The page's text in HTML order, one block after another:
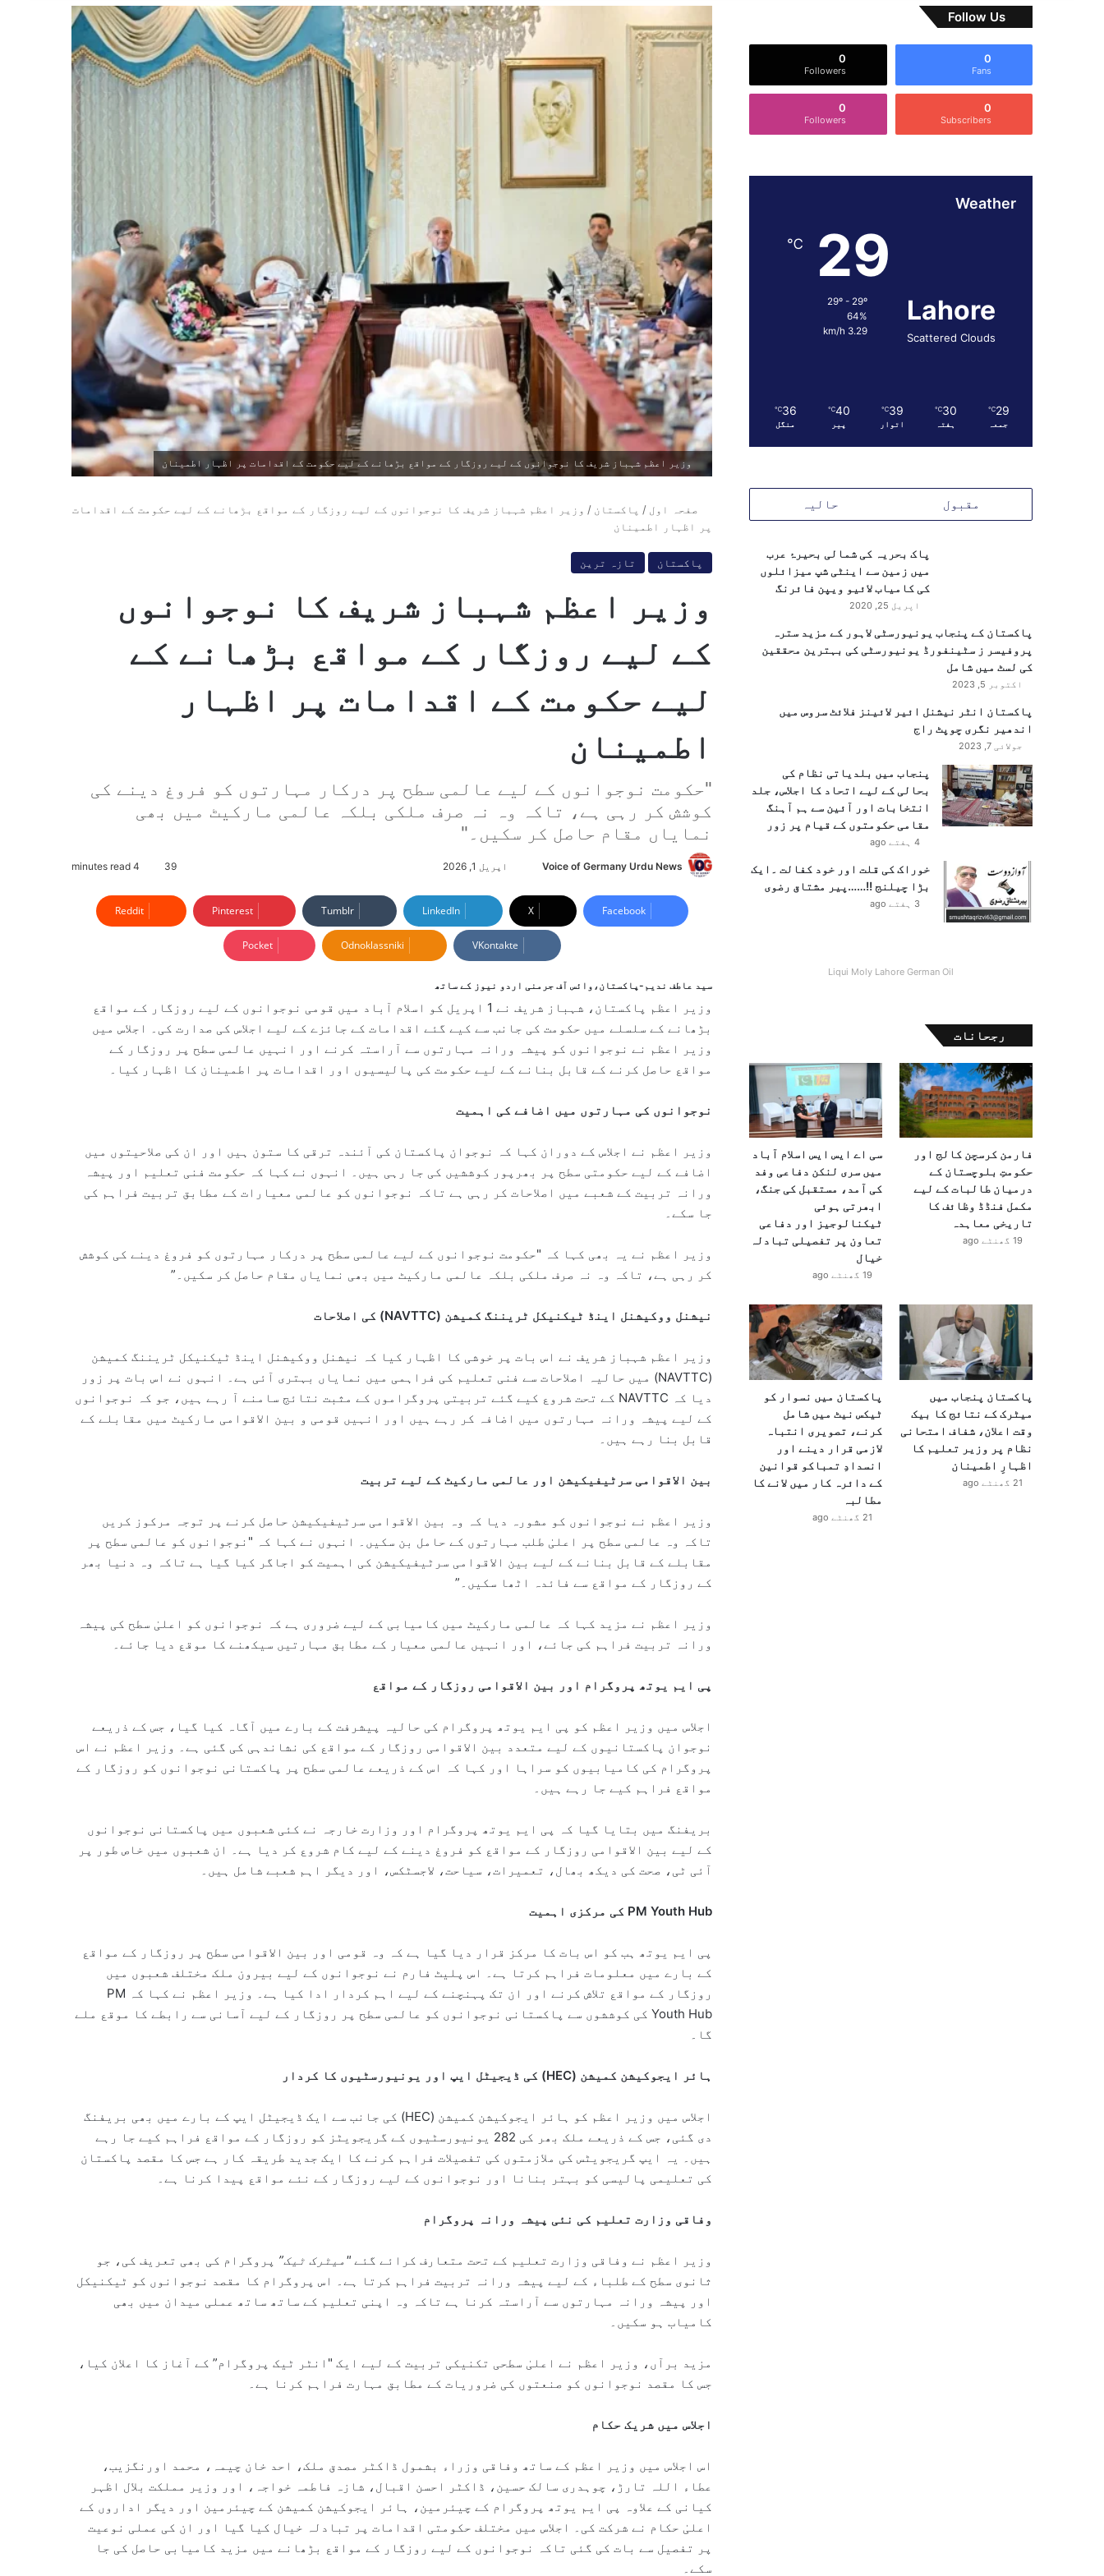
وزیر اعظم شہباز شریف کا نوجوانوں کے لیے روزگار کے مواقع بڑھانے کے لیے حکومت کے اقدامات پر اظہار اطمینان
صفحہ اول / پاکستان / وزیر اعظم شہباز شریف کا نوجوانوں کے لیے روزگار کے مواقع بڑھانے کے لیے حکومت کے اقدامات
پر اظہار اطمینان
پاکستان تازہ ترین
وزیر اعظم شہباز شریف کا نوجوانوں
کے لیے روزگار کے مواقع بڑھانے کے
لیے حکومت کے اقدامات پر اظہار
اطمینان
"حکومت نوجوانوں کے لیے عالمی سطح پر درکار مہارتوں کو فروغ دینے کی
کوشش کر رہی ہے، تاکہ وہ نہ صرف ملکی بلکہ عالمی مارکیٹ میں بھی
نمایاں مقام حاصل کر سکیں۔"
Voice of Germany Urdu News
n
d
n
اپریل 1, 2026 39
Facebook
X
LinkedIn
Tumblr
Pinterest
Reddit
VKontakte
Odnoklassniki
Pocket
سید عاطف ندیم-پاکستان،وائس آف جرمنی اردو نیوز کے ساتھ
وزیر اعظم پاکستان، شہباز شریف نے 1 اپریل کو اسلام آباد میں قومی نوجوانوں کے لیے روزگار کے مواقع
بڑھانے کے سلسلے میں حکومت کی جانب سے کیے گئے اقدامات کے جائزے کے لیے اجلاس کی صدارت کی۔ اجلاس میں
وزیر اعظم نے نوجوانوں کو پیشہ ورانہ مہارتوں سے آراستہ کرنے اور انہیں عالمی سطح پر روزگار کے
مواقع حاصل کرنے کے قابل بنانے کے لیے حکومت کی پالیسیوں اور اقدامات پر اطمینان کا اظہار کیا۔
نوجوانوں کی مہارتوں میں اضافے کی اہمیت
وزیر اعظم نے اجلاس کے دوران کہا کہ نوجوان پاکستان کی آئندہ ترقی کا ستون ہیں اور ان کی صلاحیتوں میں
اضافے کے لیے حکومتی سطح پر بھرپور کوششیں کی جا رہی ہیں۔ انہوں نے کہا کہ حکومت فنی تعلیم اور پیشہ
ورانہ تربیت کے شعبے میں اصلاحات کر رہی ہے تاکہ نوجوانوں کو عالمی معیارات کے مطابق تربیت فراہم کی
جا سکے۔
وزیر اعظم نے یہ بھی کہا کہ "حکومت نوجوانوں کے لیے عالمی سطح پر درکار مہارتوں کو فروغ دینے کی کوشش
کر رہی ہے، تاکہ وہ نہ صرف ملکی بلکہ عالمی مارکیٹ میں بھی نمایاں مقام حاصل کر سکیں۔”
نیشنل ووکیشنل اینڈ ٹیکنیکل ٹریننگ کمیشن (NAVTTC) کی اصلاحات
وزیر اعظم شہباز شریف نے اس بات پر خوشی کا اظہار کیا کہ نیشنل ووکیشنل اینڈ ٹیکنیکل ٹریننگ کمیشن
(NAVTTC) میں حالیہ اصلاحات سے فنی تعلیم کی فراہمی میں نمایاں بہتری آئی ہے۔ انہوں نے اس بات پر زور
دیا کہ NAVTTC کے تحت شروع کیے گئے تربیتی پروگراموں کے مثبت نتائج سامنے آ رہے ہیں، جو کہ نوجوانوں
کے لیے پیشہ ورانہ مہارتوں میں اضافہ کر رہے ہیں اور انہیں قومی و بین الاقوامی مارکیٹ میں مقابلے کے
قابل بنا رہے ہیں۔
بین الاقوامی سرٹیفیکیشن اور عالمی مارکیٹ کے لیے تربیت
وزیر اعظم نے نوجوانوں کو مشورہ دیا کہ وہ بین الاقوامی سرٹیفیکیشن حاصل کرنے پر توجہ مرکوز کریں
تاکہ وہ عالمی سطح پر اعلیٰ طلب مہارتوں کے حامل بن سکیں۔ انہوں نے کہا کہ "نوجوانوں کو عالمی سطح پر
مقابلے کے قابل بنانے کے لیے بین الاقوامی سرٹیفیکیشن کی اہمیت کو اجاگر کیا گیا ہے تاکہ وہ دنیا بھر
کے روزگار کے مواقع سے فائدہ اٹھا سکیں۔”
وزیر اعظم نے مزید کہا کہ عالمی مارکیٹ میں کامیابی کے لیے ضروری ہے کہ نوجوانوں کو اعلیٰ سطح کی پیشہ
ورانہ تربیت فراہم کی جائے، اور انہیں عالمی معیار کے مطابق مہارتیں سیکھنے کا موقع دیا جائے۔
پی ایم یوتھ پروگرام اور بین الاقوامی روزگار کے مواقع
اجلاس میں وزیر اعظم کو پی ایم یوتھ پروگرام کی حالیہ پیشرفت کے بارے میں آگاہ کیا گیا، جس کے ذریعے
نوجوان پاکستانیوں کے لیے متعدد بین الاقوامی روزگار کے مواقع کی نشاندہی کی گئی ہے۔ وزیر اعظم نے اس
پروگرام کی کامیابیوں کو سراہا اور کہا کہ اس کے ذریعے عالمی سطح پر پاکستانی نوجوانوں کو روزگار کے
مواقع فراہم کیے جا رہے ہیں۔
بریفنگ میں بتایا گیا کہ پی ایم یوتھ پروگرام اور وزارت خارجہ نے کئی شعبوں میں پاکستانی نوجوانوں
کے لیے بین الاقوامی روزگار کے مواقع کو فروغ دینے کے لیے کام شروع کر دیا ہے۔ ان شعبوں میں خاص طور پر
آئی ٹی، صحت کی دیکھ بھال، تعمیرات، سیاحت، لاجسٹکس، اور دیگر اہم شعبے شامل ہیں۔
PM Youth Hub کی مرکزی اہمیت
پی ایم یوتھ ہب کو اس بات کا مرکز قرار دیا گیا ہے کہ وہ قومی اور بین الاقوامی سطح پر روزگار کے مواقع
کے بارے میں معلومات فراہم کرتا ہے۔ اس پلیٹ فارم نے نوجوانوں کے لیے بیرون ملک مختلف شعبوں میں
روزگار کے مواقع تلاش کرنے اور ان تک پہنچنے کے لیے اہم کردار ادا کیا ہے۔ وزیر اعظم نے کہا کہ PM
Youth Hub کی کوششوں سے پاکستانی نوجوانوں کو عالمی سطح پر روزگار کے لیے آسانی سے رابطے کا موقع ملے
گا۔
ہائر ایجوکیشن کمیشن (HEC) کی ڈیجیٹل ایپ اور یونیورسٹیوں کا کردار
اجلاس میں وزیر اعظم کو ہائر ایجوکیشن کمیشن (HEC) کی جانب سے ایک ڈیجیٹل ایپ کے بارے میں بھی بریفنگ
دی گئی، جس کے ذریعے ملک بھر کی 282 یونیورسٹیوں کے گریجویٹز کو روزگار کے مواقع فراہم کیے جا رہے
ہیں۔ یہ ایپ گریجویٹس کی ملازمتوں کی تفصیلات فراہم کرنے کا ایک جدید طریقہ کار ہے جس کا مقصد پاکستان
کی تعلیمی پالیسی کو بہتر بنانا اور نوجوانوں کے لیے روزگار کے نئے مواقع پیدا کرنا ہے۔
وفاقی وزارت تعلیم کی نئی پیشہ ورانہ پروگرام
وزیر اعظم نے وفاقی وزارت تعلیم کے تحت متعارف کرائے گئے "میٹرک ٹیک” پروگرام کی بھی تعریف کی، جو
ثانوی سطح کے طلباء کے لیے پیشہ ورانہ تربیت فراہم کرتا ہے۔ اس پروگرام کا مقصد نوجوانوں کو ٹیکنیکل
اور پیشہ ورانہ مہارتوں سے آراستہ کرنا ہے تاکہ وہ اپنی تعلیم کے ساتھ ساتھ عملی میدان میں بھی
کامیاب ہو سکیں۔
مزید برآں، وزیر اعظم نے اعلیٰ سطحی تکنیکی تربیت کے لیے ایک "انٹر ٹیک پروگرام” کے آغاز کا اعلان کیا،
جس کا مقصد نوجوانوں کو صنعتوں کی ضروریات کے مطابق مہارت فراہم کرنا ہے۔
اجلاس میں شریک حکام
اس اجلاس میں وزیر اعظم کے ساتھ وفاقی وزراء بشمول ڈاکٹر مصدق ملک، احد خان چیمہ، محمد اورنگزیب،
عطاء اللہ تارڑ، چوہدری سالک حسین، ڈاکٹر احسن اقبال، شازہ فاطمہ خواجہ، اور وزیر مملکت بلال اظہر
کیانی کے علاوہ پی ایم یوتھ پروگرام کے چیئرمین، ہائر ایجوکیشن کمیشن کے چیئرمین اور دیگر اداروں کے
اعلیٰ حکام نے شرکت کی۔ اجلاس میں مختلف حکومتی اقدامات پر تبادلہ خیال کیا گیا اور ان کی عملی نوعیت
پر تفصیل سے بات کی گئی تاکہ نوجوانوں کے لیے روزگار کے مواقع بڑھانے میں مزید کامیابی حاصل کی جا
سکے۔
Follow Us
0
Fans
0
Followers
0
Subscribers
0
Followers
Weather
Lahore
Scattered Clouds
29
℃
29º - 29º
64%
3.29 km/h
29
℃
جمعہ
30
℃
ہفتہ
39
℃
اتوار
40
℃
پیر
36
℃
منگل
مقبول حالیہ
پاک بحریہ کی شمالی بحیرۂ عرب
میں زمین سے اینٹی شپ میزائلوں
کی کامیاب لائیو ویپن فائرنگ
اپریل 25, 2020
پاکستان کے پنجاب یونیورسٹی لاہور کے مزید سترہ
پروفیسر ز سٹینفورڈ یونیورسٹی کی بہترین محققین
کی لسٹ میں شامل
اکتوبر 5, 2023
پاکستان انٹر نیشنل ائیر لائینز فلائٹ سروس میں
اندھیر نگری چوپٹ راج
جولائی 7, 2023
پنجاب میں بلدیاتی نظام کی
بحالی کے لیے اتحاد کا اجلاس، جلد
انتخابات اور آئین سے ہم آہنگ
مقامی حکومتوں کے قیام پر زور
4 ہفتے ago
خوراک کی قلت اور خود کفالت ۔ایک
بڑا چیلنج !!……پیر مشتاق رضوی
3 ہفتے ago
Liqui Moly Lahore German Oil
رجحانات
فارمن کرسچن کالج اور
حکومتِ بلوچستان کے
درمیان طالبات کے لیے
مکمل فنڈڈ وظائف کا
تاریخی معاہدہ
19 گھنٹے ago
سی اے ایس ایس اسلام آباد
میں سری لنکن دفاعی وفد
کی آمد، مستقبل کی جنگ،
ابھرتی ہوئی
ٹیکنالوجیز اور دفاعی
تعاون پر تفصیلی تبادلہ
خیال
19 گھنٹے ago
پاکستان پنجاب میں
میٹرک کے نتائج کا بیک
وقت اعلان، شفاف امتحانی
نظام پر وزیر تعلیم کا
اظہارِ اطمینان
21 گھنٹے ago
پاکستان میں نسوار کو
ٹیکس نیٹ میں شامل
کرنے، تصویری انتباہ
لازمی قرار دینے اور
انسدادِ تمباکو قوانین
کے دائرہ کار میں لانے کا
مطالبہ
21 گھنٹے ago